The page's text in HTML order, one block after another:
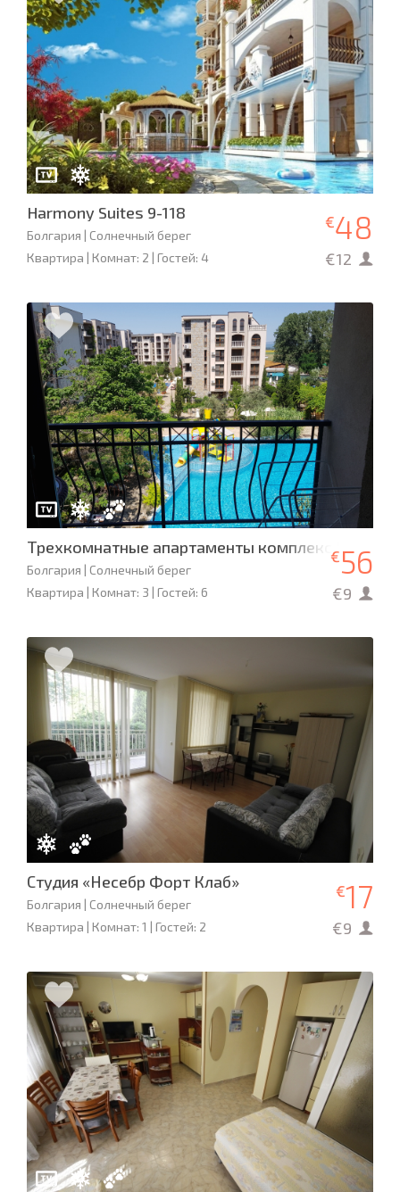
Harmony Suites 9-118
Болгария | Солнечный берег
Квартира | Комнат: 2 | Гостей: 4
€48
€12
Трехкомнатные апартаменты комплекс
Болгария | Солнечный берег
Квартира | Комнат: 3 | Гостей: 6
€56
€9
Студия «Несебр Форт Клаб»
Болгария | Солнечный берег
Квартира | Комнат: 1 | Гостей: 2
€17
€9